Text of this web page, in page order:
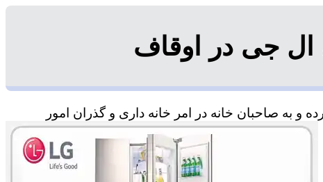
ال جی در اوقاف
به صاحبان خانه در امر خانه داری و گذران امور